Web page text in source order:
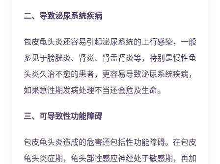
二、导致泌尿系统疾病
包皮龟头炎还容易引起泌尿系统的上行感染，一般
多见于膀胱炎、肾炎、肾盂肾炎等，特别是慢性龟
头炎久治不愈的患者，更容易导致泌尿系统疾病，
如果急性期发病处理不当还会危及生命。
三、可导致性功能障碍
包皮龟头炎造成的危害还包括性功能障碍。在包皮
龟头炎症期，龟头部性感应神经处于敏感期，再加